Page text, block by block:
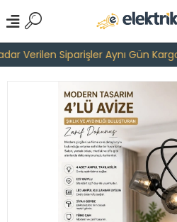
Verilen Siparişler Aynı Gün